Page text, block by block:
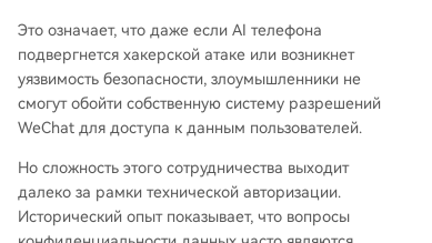
Это означает, что даже если AI телефона
подвергнется хакерской атаке или возникнет
уязвимость безопасности, злоумышленники не
смогут обойти собственную систему разрешений
WeChat для доступа к данным пользователей.
Но сложность этого сотрудничества выходит
далеко за рамки технической авторизации.
Исторический опыт показывает, что вопросы